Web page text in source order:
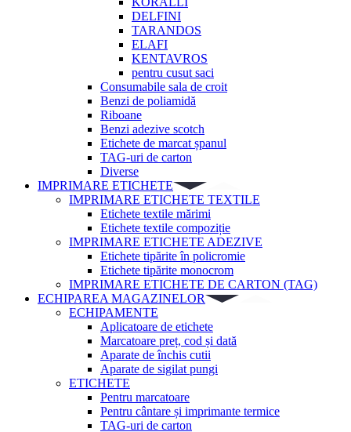
DELFINI
TARANDOS
ELAFI
KENTAVROS
pentru cusut saci
Consumabile sala de croit
Benzi de poliamidă
Riboane
Benzi adezive scotch
Etichete de marcat șpanul
TAG-uri de carton
Diverse
IMPRIMARE ETICHETE
IMPRIMARE ETICHETE TEXTILE
Etichete textile mărimi
Etichete textile compoziție
IMPRIMARE ETICHETE ADEZIVE
Etichete tipărite în policromie
Etichete tipărite monocrom
IMPRIMARE ETICHETE DE CARTON (TAG)
ECHIPAREA MAGAZINELOR
ECHIPAMENTE
Aplicatoare de etichete
Marcatoare preț, cod și dată
Aparate de închis cutii
Aparate de sigilat pungi
ETICHETE
Pentru marcatoare
Pentru cântare și imprimante termice
TAG-uri de carton